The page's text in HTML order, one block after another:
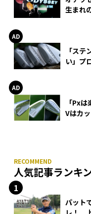
生まれ
「ス
い」プ
「Px
Vはカ
人気記事ランキ
パット